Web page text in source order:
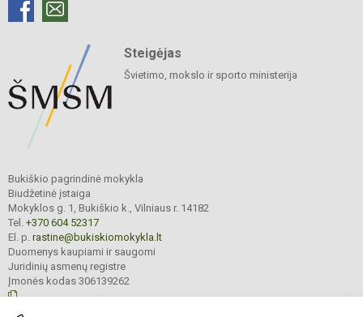
Steigėjas
Švietimo, mokslo ir sporto ministerija
Bukiškio pagrindinė mokykla
Biudžetinė įstaiga
Mokyklos g. 1, Bukiškio k., Vilniaus r. 14182
Tel. +370 604 52317
El. p. rastine@bukiskiomokykla.lt
Duomenys kaupiami ir saugomi
Juridinių asmenų registre
Įmonės kodas 306139262